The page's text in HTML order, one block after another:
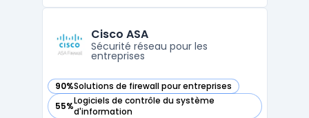
approche permet aux entreprises de
centraliser la gestion de l ...
Cisco ASA
Sécurité réseau pour les
entreprises
90%Solutions de firewall pour entreprises
— voir Cisco ASA dans cette catégorie
55%Logiciels de contrôle du système
d'information
— voir Cisco ASA dans cette catégorie